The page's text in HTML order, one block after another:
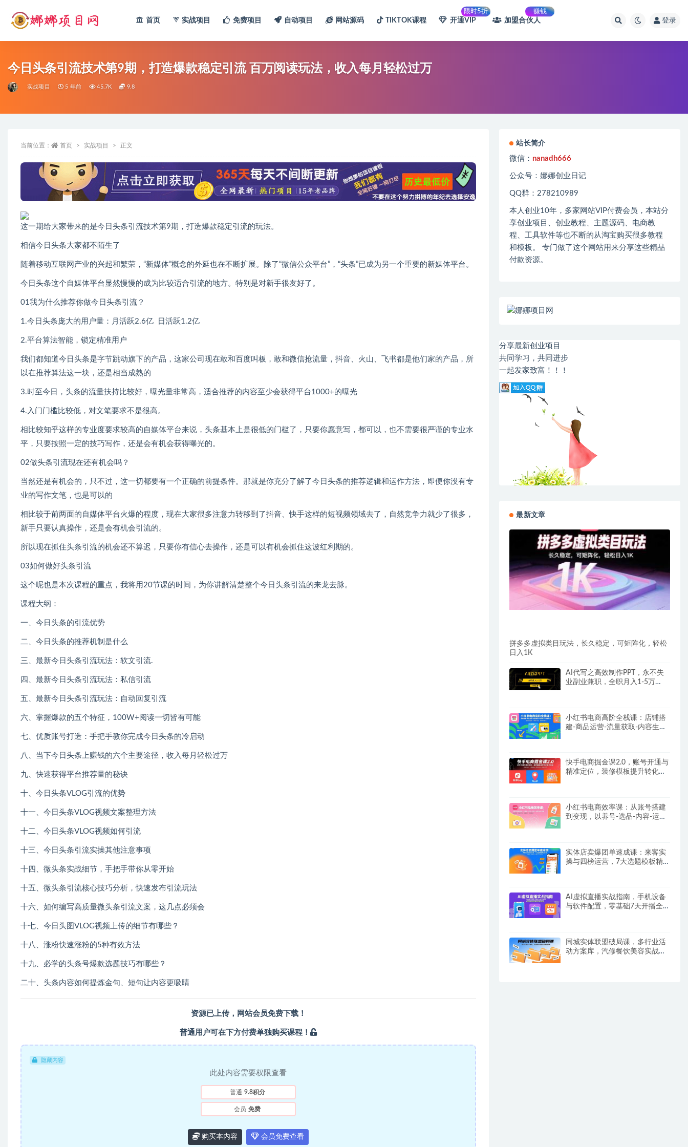
首页 实战项目 免费项目 自动项目 网站源码 TIKTOK课程 开通VIP
限时5折
加盟合伙人
赚钱
登录
今日头条引流技术第9期，打造爆款稳定引流 百万阅读玩法，收入每月轻松过万
实战项目 5 年前 45.7K 9.8
当前位置： 首页 实战项目 正文
这一期给大家带来的是今日头条引流技术第9期，打造爆款稳定引流的玩法。
相信今日头条大家都不陌生了
随着移动互联网产业的兴起和繁荣，“新媒体”概念的外延也在不断扩展。除了“微信公众平台”，“头条”已成为另一个重要的新媒体平台。
今日头条这个自媒体平台显然慢慢的成为比较适合引流的地方。特别是对新手很友好了。
01我为什么推荐你做今日头条引流？
1.今日头条庞大的用户量：月活跃2.6亿 日活跃1.2亿
2.平台算法智能，锁定精准用户
我们都知道今日头条是字节跳动旗下的产品，这家公司现在敢和百度叫板，敢和微信抢流量，抖音、火山、飞书都是他们家的产品，所
以在推荐算法这一块，还是相当成熟的
3.时至今日，头条的流量扶持比较好，曝光量非常高，适合推荐的内容至少会获得平台1000+的曝光
4.入门门槛比较低，对文笔要求不是很高。
相比较知乎这样的专业度要求较高的自媒体平台来说，头条基本上是很低的门槛了，只要你愿意写，都可以，也不需要很严谨的专业水
平，只要按照一定的技巧写作，还是会有机会获得曝光的。
02做头条引流现在还有机会吗？
当然还是有机会的，只不过，这一切都要有一个正确的前提条件。那就是你充分了解了今日头条的推荐逻辑和运作方法，即便你没有专
业的写作文笔，也是可以的
相比较于前两面的自媒体平台火爆的程度，现在大家很多注意力转移到了抖音、快手这样的短视频领域去了，自然竞争力就少了很多，
新手只要认真操作，还是会有机会引流的。
所以现在抓住头条引流的机会还不算迟，只要你有信心去操作，还是可以有机会抓住这波红利期的。
03如何做好头条引流
这个呢也是本次课程的重点，我将用20节课的时间，为你讲解清楚整个今日头条引流的来龙去脉。
课程大纲：
一、今日头条的引流优势
二、今日头条的推荐机制是什么
三、最新今日头条引流玩法：软文引流.
四、最新今日头条引流玩法：私信引流
五、最新今日头条引流玩法：自动回复引流
六、掌握爆款的五个特征，100W+阅读一切皆有可能
七、优质账号打造：手把手教你完成今日头条的冷启动
八、当下今日头条上赚钱的六个主要途径，收入每月轻松过万
九、快速获得平台推荐量的秘诀
十、今日头条VLOG引流的优势
十一、今日头条VLOG视频文案整理方法
十二、今日头条VLOG视频如何引流
十三、今日头条引流实操其他注意事项
十四、微头条实战细节，手把手带你从零开始
十五、微头条引流核心技巧分析，快速发布引流玩法
十六、如何编写高质量微头条引流文案，这几点必须会
十七、今日头图VLOG视频上传的细节有哪些？
十八、涨粉快速涨粉的5种有效方法
十九、必学的头条号爆款选题技巧有哪些？
二十、头条内容如何提炼金句、短句让内容更吸睛
资源已上传， 网站会员免费下载！
普通用户可在下方付费单独购买课程！
隐藏内容
此处内容需要权限查看
普通 9.8积分
会员 免费
购买本内容 会员免费查看
站长简介
微信： nanadh666
公众号：娜娜创业日记
QQ群：278210989
本人创业10年，多家网站VIP付费会员，本站分
享创业项目、创业教程、主题源码、电商教
程、工具软件等也不断的从淘宝购买很多教程
和模板。 专门做了这个网站用来分享这些精品
付款资源。
分享最新创业项目
共同学习，共同进步
一起发家致富！！！
最新文章
拼多多虚拟类目玩法，长久稳定，可矩阵化，轻松
日入1K
AI代写之高效制作PPT，永不失
业副业兼职，全职月入1-5万
小红书电商高阶全栈课：店铺搭
建-商品运营-流量获取-内容生产-
快手电商掘金课2.0，账号开通与
精准定位，装修模板提升转化率
小红书电商效率课：从账号搭建
到变现，以养号-选品-内容-运营
实体店卖爆团单速成课：来客实
操与四榜运营，7大选题模板精
AI虚拟直播实战指南，手机设备
与软件配置，零基础7天开播全
同城实体联盟破局课，多行业活
动方案库，汽修餐饮美容实战案